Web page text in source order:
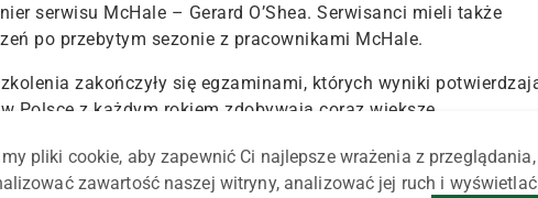
serwisu McHale – Gerard O’Shea. Serwisanci mieli także
po przebytym sezonie z pracownikami McHale.
zakończyły się egzaminami, których wyniki
Polsce z każdym rokiem zdobywają coraz większe
funkcjonowania pras, owijarek i prasoowijarek McHale.
pliki cookie, aby zapewnić Ci najlepsze wrażenia z przeglądania,
zawartość naszej witryny, analizować jej ruch i